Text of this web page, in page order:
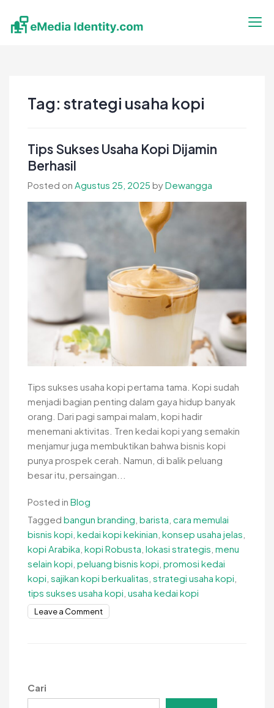
content
Tag: strategi usaha kopi
Tips Sukses Usaha Kopi Dijamin
Berhasil
Posted on Agustus 25, 2025 byDewangga
Tips sukses usaha kopi pertama tama. Kopi sudah
menjadi bagian penting dalam gaya hidup banyak
orang. Dari pagi sampai malam, kopi hadir
menemani aktivitas. Tren kedai kopi yang semakin
menjamur juga membuktikan bahwa bisnis kopi
punya prospek cerah. Namun, di balik peluang
besar itu, persaingan...
Posted in Blog
Tagged bangun branding barista cara memulai
bisnis kopi kedai kopi kekinian konsep usaha jelas
kopi Arabika kopi Robusta lokasi strategis menu
selain kopi peluang bisnis kopi promosi kedai
kopi sajikan kopi berkualitas strategi usaha kopi
tips sukses usaha kopi usaha kedai kopi
Leave a Commenton
Berhasil
Cari